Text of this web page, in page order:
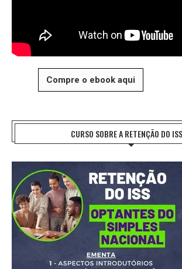
Compre o ebook aqui
CURSO SOBRE A RETENÇÃO DO